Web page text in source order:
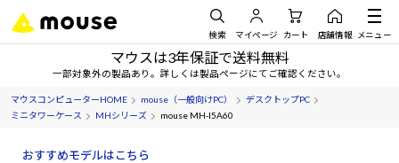
検索 マイページ カート 店舗情報 メニュー
マウスは3年保証で送料無料
一部対象外の製品あり。詳しくは製品ページにてご確認ください。
マウスコンピューターHOME mouse（一般向けPC）
デスクトップPC
ミニタワーケース
MHシリーズ mouse MH-I5A60
おすすめモデルはこちら